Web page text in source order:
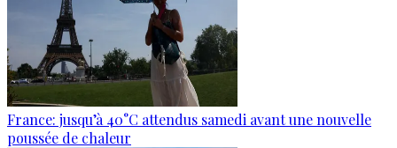
France: jusqu’à 40°C attendus samedi avant une nouvelle
poussée de chaleur